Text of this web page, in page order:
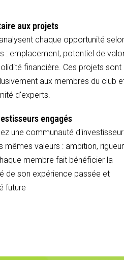
aux projets
chaque opportunité
: emplacement, potentiel de
financière. Ces projets sont
aux membres du club
d'experts.
engagés
une communauté
mêmes valeurs : ambition,
membre fait bénéficier la
de son expérience passée et
future